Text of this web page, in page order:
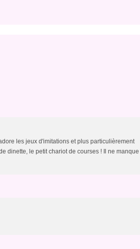
les jeux d'imitations et plus particulièrement
dinette, le petit chariot de courses ! Il ne manque